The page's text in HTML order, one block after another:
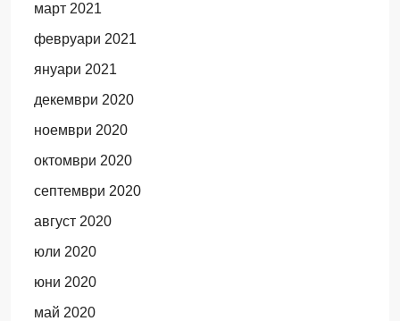
март 2021
февруари 2021
януари 2021
декември 2020
ноември 2020
октомври 2020
септември 2020
август 2020
юли 2020
юни 2020
май 2020